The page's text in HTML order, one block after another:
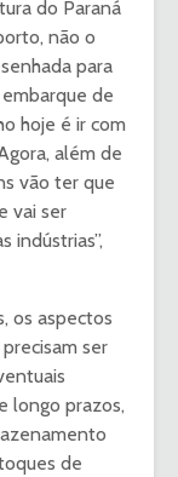
do Paraná
não o
para
de
hoje é ir com
além de
vão ter que
vai ser
indústrias”,
os aspectos
ser
longo prazos,
de